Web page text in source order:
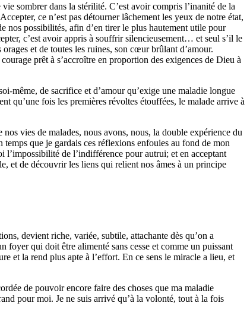
sombrer dans la stérilité. C’est avoir compris l’inanité de la
ce n’est pas détourner lâchement les yeux de notre état,
nos possibilités, afin d’en tirer le plus hautement utile pour
c’est avoir appris à souffrir silencieusement… et seul s’il le
et de toutes les ruines, son cœur brûlant d’amour.
prêt à s’accroître en proportion des exigences de Dieu à
même, de sacrifice et d’amour qu’exige une maladie longue
qu’une fois les premières révoltes étouffées, le malade arrive à
vies de malades, nous avons, nous, la double expérience du
que je gardais ces réflexions enfouies au fond de mon
l’impossibilité de l’indifférence pour autrui; et en acceptant
et de découvrir les liens qui relient nos âmes à un principe
devient riche, variée, subtile, attachante dès qu’on a
foyer qui doit être alimenté sans cesse et comme un puissant
et la rend plus apte à l’effort. En ce sens le miracle a lieu, et
de pouvoir encore faire des choses que ma maladie
pour moi. Je ne suis arrivé qu’à la volonté, tout à la fois